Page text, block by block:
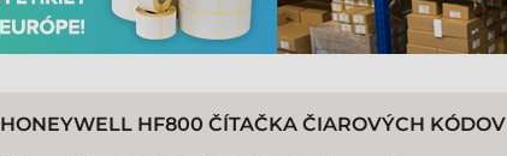
HONEYWELL HF800 ČÍTAČKA ČIAROVÝCH KÓDOV